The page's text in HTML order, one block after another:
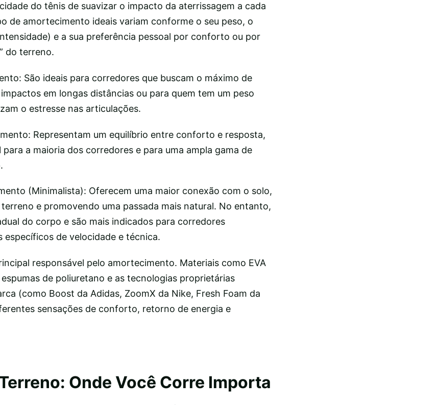
do tênis de suavizar o impacto da aterrissagem a cada
de amortecimento ideais variam conforme o seu peso, o
e a sua preferência pessoal por conforto ou por
do terreno.
São ideais para corredores que buscam o máximo de
em longas distâncias ou para quem tem um peso
o estresse nas articulações.
Representam um equilíbrio entre conforto e resposta,
a maioria dos corredores e para uma ampla gama de
(Minimalista): Oferecem uma maior conexão com o solo,
e promovendo uma passada mais natural. No entanto,
do corpo e são mais indicados para corredores
específicos de velocidade e técnica.
responsável pelo amortecimento. Materiais como EVA
de poliuretano e as tecnologias proprietárias
(como Boost da Adidas, ZoomX da Nike, Fresh Foam da
sensações de conforto, retorno de energia e
Onde Você Corre Importa